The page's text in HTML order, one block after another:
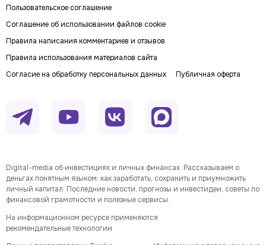
Пользовательское соглашение
Соглашение об использовании файлов cookie
Правила написания комментариев и отзывов
Правила использования материалов сайта
Согласие на обработку персональных данных
Публичная оферта
Digital-media об инвестициях и личных финансах. Рассказываем о
деньгах понятным языком: как заработать, сохранить и приумножить
личный капитал. Последние новости, прогнозы и инвестидеи, советы по
финансовой грамотности и полезные сервисы.
На информационном ресурсе применяются
рекомендательные технологии